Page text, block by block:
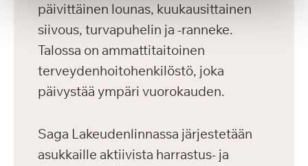
päivittäinen lounas, kuukausittainen
siivous, turvapuhelin ja -ranneke.
Talossa on ammattitaitoinen
terveydenhoitohenkilöstö, joka
päivystää ympäri vuorokauden.
Saga Lakeudenlinnassa järjestetään
asukkaille aktiivista harrastus- ja